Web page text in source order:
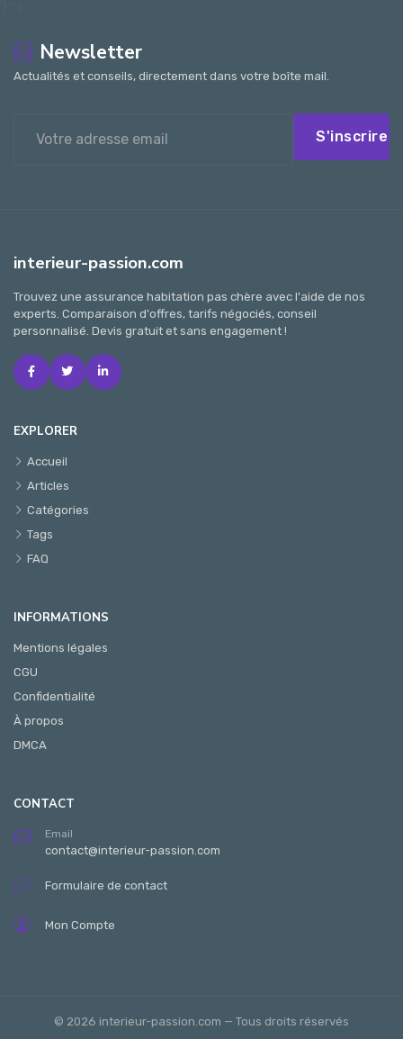
Newsletter
Actualités et conseils, directement dans votre boîte mail.
S'inscrire
interieur-passion.com
Trouvez une assurance habitation pas chère avec l'aide de nos
experts. Comparaison d'offres, tarifs négociés, conseil
personnalisé. Devis gratuit et sans engagement !
EXPLORER
Accueil
Articles
Catégories
Tags
FAQ
INFORMATIONS
Mentions légales
CGU
Confidentialité
À propos
DMCA
CONTACT
Email
contact@interieur-passion.com
Formulaire de contact
Mon Compte
© 2026 interieur-passion.com — Tous droits réservés